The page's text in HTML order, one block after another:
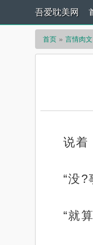
吾爱耽美网
首页 言情肉文
说着
“没?
“就